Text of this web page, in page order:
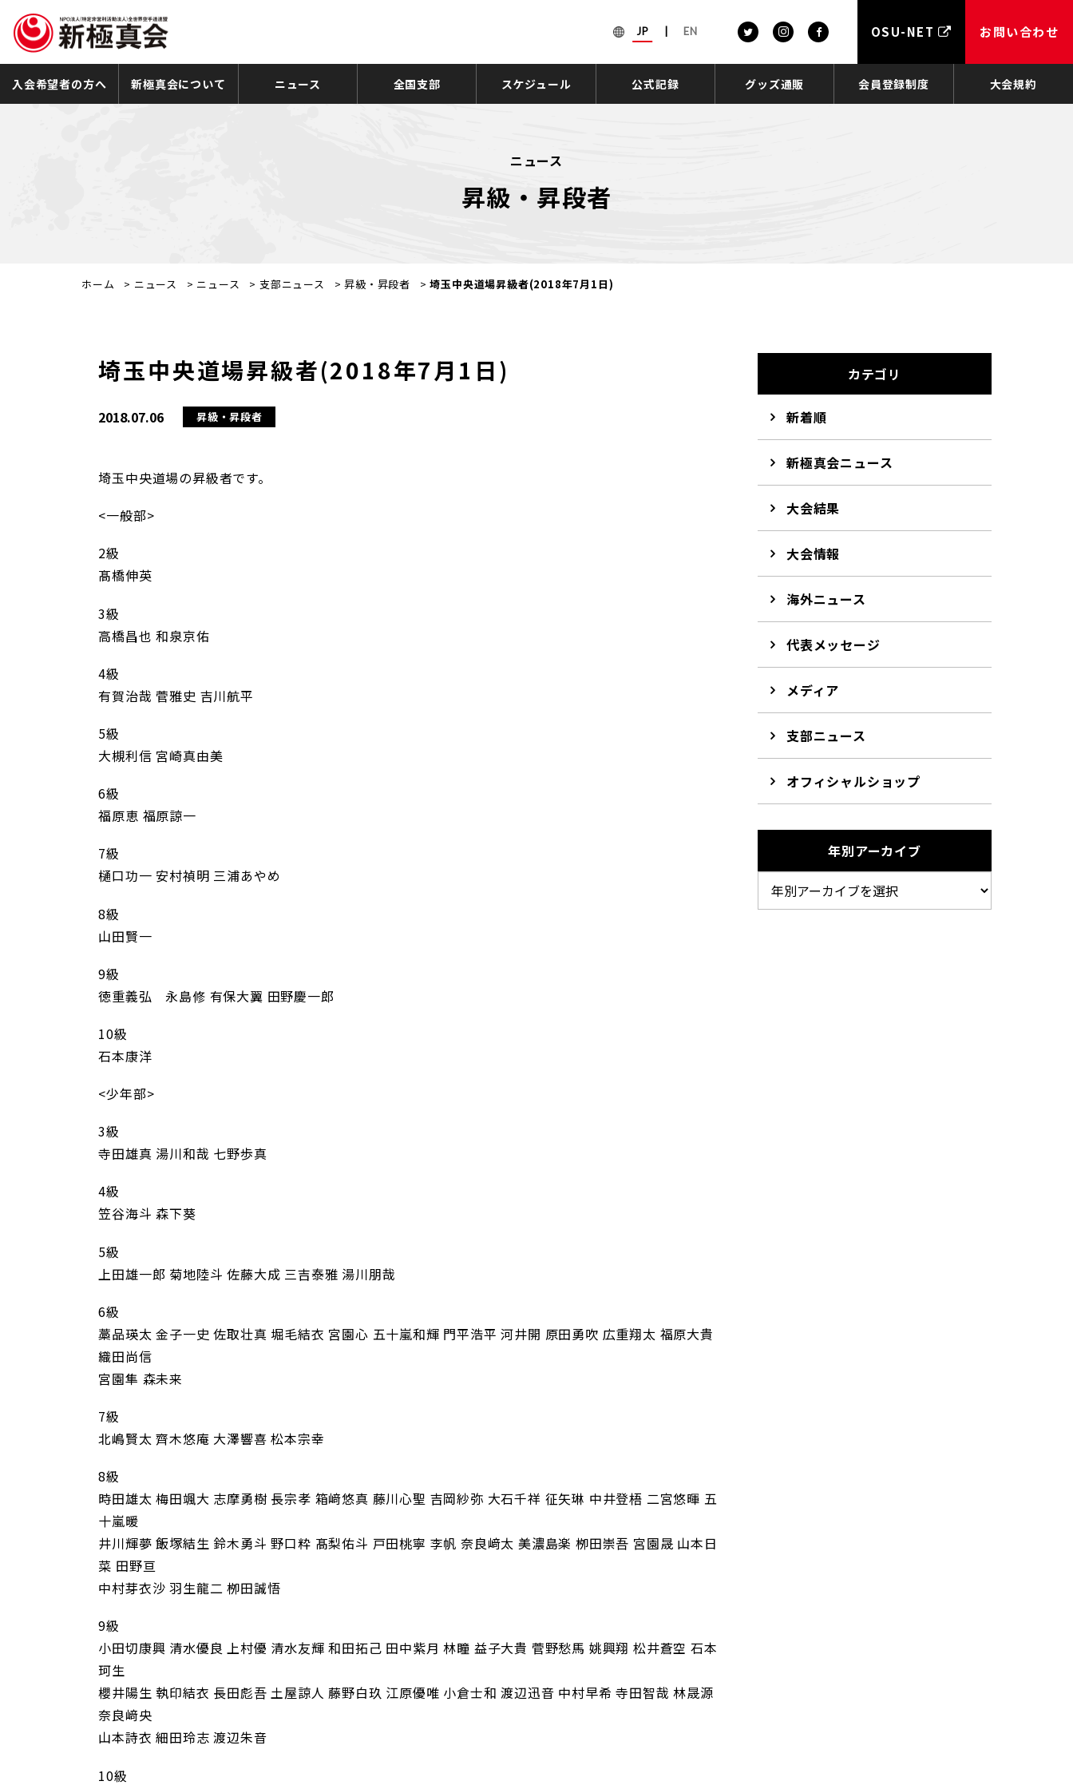
JP EN OSU-NET お問い合わせ
入会希望者の方へ 新極真会について ニュース 全国支部 スケジュール 公式記録 グッズ通販 会員登録制度 大会規約
ニュース
昇級・昇段者
ホーム > ニュース > ニュース > 支部ニュース >昇級・昇段者 >埼玉中央道場昇級者(2018年7月1日)
埼玉中央道場昇級者(2018年7月1日)
2018.07.06 昇級・昇段者
埼玉中央道場の昇級者です。
<一般部>
2級
髙橋伸英
3級
高橋昌也 和泉京佑
4級
有賀治哉 菅雅史 吉川航平
5級
大槻利信 宮崎真由美
6級
福原恵 福原諒一
7級
樋口功一 安村禎明 三浦あやめ
8級
山田賢一
9級
徳重義弘 永島修 有保大翼 田野慶一郎
10級
石本康洋
<少年部>
3級
寺田雄真 湯川和哉 七野歩真
4級
笠谷海斗 森下葵
5級
上田雄一郎 菊地陸斗 佐藤大成 三吉泰雅 湯川朋哉
6級
藁品瑛太 金子一史 佐取壮真 堀毛結衣 宮園心 五十嵐和輝 門平浩平 河井開 原田勇吹 広重翔太 福原大貴
織田尚信
宮園隼 森未来
7級
北嶋賢太 齊木悠庵 大澤響喜 松本宗幸
8級
時田雄太 梅田颯大 志摩勇樹 長宗孝 箱﨑悠真 藤川心聖 吉岡紗弥 大石千祥 征矢琳 中井登梧 二宮悠暉 五
十嵐暖
井川輝夢 飯塚結生 鈴木勇斗 野口粋 髙梨佑斗 戸田桃寧 李帆 奈良﨑太 美濃島楽 栁田崇吾 宮園晟 山本日
菜 田野亘
中村芽衣沙 羽生龍二 栁田誠悟
9級
小田切康興 清水優良 上村優 清水友輝 和田拓己 田中紫月 林瞳 益子大貴 菅野愁馬 姚興翔 松井蒼空 石本
珂生
櫻井陽生 執印結衣 長田彪吾 土屋諒人 藤野白玖 江原優唯 小倉士和 渡辺迅音 中村早希 寺田智哉 林晟源
奈良﨑央
山本詩衣 細田玲志 渡辺朱音
10級
カテゴリ
新着順
新極真会ニュース
大会結果
大会情報
海外ニュース
代表メッセージ
メディア
支部ニュース
オフィシャルショップ
年別アーカイブ